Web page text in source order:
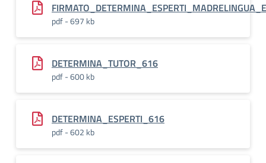
pdf - 697 kb
DETERMINA_TUTOR_616
pdf - 600 kb
DETERMINA_ESPERTI_616
pdf - 602 kb